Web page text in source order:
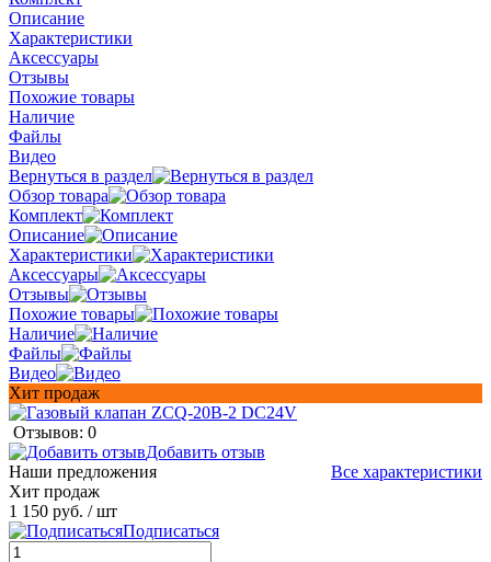
Описание
Характеристики
Аксессуары
Отзывы
Похожие товары
Наличие
Файлы
Видео
Вернуться в раздел
Обзор товара
Комплект
Описание
Характеристики
Аксессуары
Отзывы
Похожие товары
Наличие
Файлы
Видео
Хит продаж
Отзывов: 0
Добавить отзыв
Все характеристики
Наши предложения
Хит продаж
1 150 руб. / шт
Подписаться